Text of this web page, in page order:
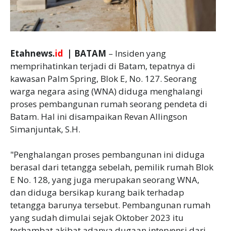
Etahnews.id | BATAM – Insiden yang
memprihatinkan terjadi di Batam, tepatnya di
kawasan Palm Spring, Blok E, No. 127. Seorang
warga negara asing (WNA) diduga menghalangi
proses pembangunan rumah seorang pendeta di
Batam. Hal ini disampaikan Revan Allingson
Simanjuntak, S.H.
"Penghalangan proses pembangunan ini diduga
berasal dari tetangga sebelah, pemilik rumah Blok
E No. 128, yang juga merupakan seorang WNA,
dan diduga bersikap kurang baik terhadap
tetangga barunya tersebut. Pembangunan rumah
yang sudah dimulai sejak Oktober 2023 itu